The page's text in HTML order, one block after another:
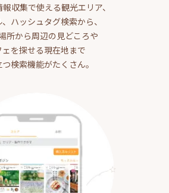
収集で使える観光エリア、
ハッシュタグ検索から、
所から周辺の見どころや
ェを探せる現在地まで
検索機能がたくさん。